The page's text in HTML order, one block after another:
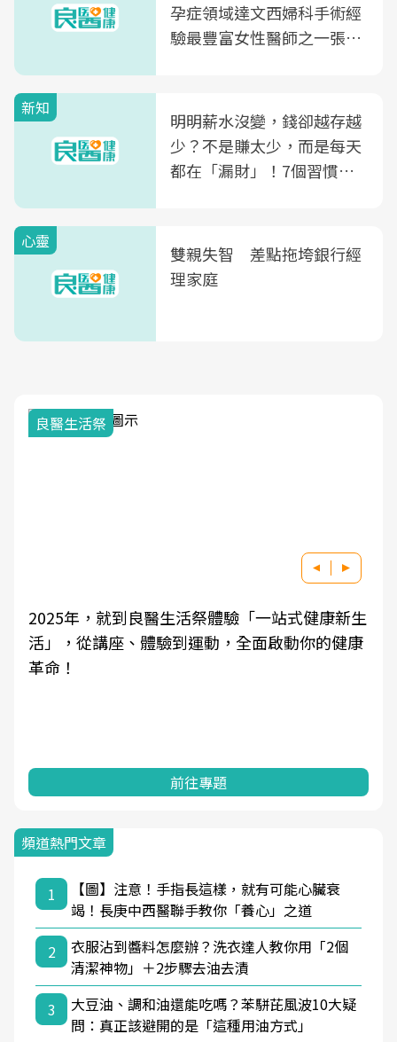
孕症領域達文西婦科手術經
驗最豐富女性醫師之一張永
光田醫院建構360度女性健
康照護生態圈
新知
明明薪水沒變，錢卻越存越
少？不是賺太少，而是每天
都在「漏財」！7個習慣一
心靈
雙親失智 差點拖垮銀行經
理家庭
良醫生活祭
2025年，就到良醫生活祭體驗「一站式健康新生
活」，從講座、體驗到運動，全面啟動你的健康
革命！
前往專題
頻道熱門文章
1
【圖】注意！手指長這樣，就有可能心臟衰
竭！長庚中西醫聯手教你「養心」之道
2
衣服沾到醬料怎麼辦？洗衣達人教你用「2個
清潔神物」＋2步驟去油去漬
3
大豆油、調和油還能吃嗎？苯駢芘風波10大疑
問：真正該避開的是「這種用油方式」